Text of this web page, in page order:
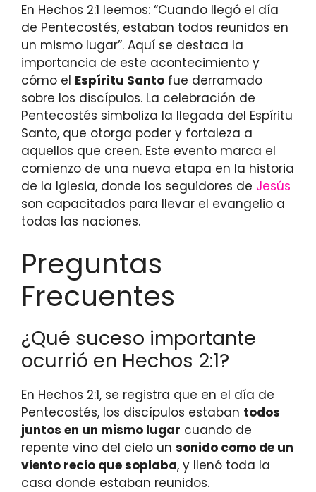
En Hechos 2:1 leemos: “Cuando llegó el día
de Pentecostés, estaban todos reunidos en
un mismo lugar”. Aquí se destaca la
importancia de este acontecimiento y
cómo el Espíritu Santo fue derramado
sobre los discípulos. La celebración de
Pentecostés simboliza la llegada del Espíritu
Santo, que otorga poder y fortaleza a
aquellos que creen. Este evento marca el
comienzo de una nueva etapa en la historia
de la Iglesia, donde los seguidores de Jesús
son capacitados para llevar el evangelio a
todas las naciones.
Preguntas
Frecuentes
¿Qué suceso importante
ocurrió en Hechos 2:1?
En Hechos 2:1, se registra que en el día de
Pentecostés, los discípulos estaban todos
juntos en un mismo lugar cuando de
repente vino del cielo un sonido como de un
viento recio que soplaba, y llenó toda la
casa donde estaban reunidos.